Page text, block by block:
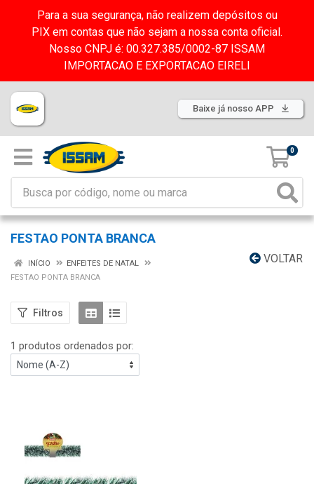
Para a sua segurança, não realizem depósitos ou
PIX em contas que não sejam a nossa conta oficial.
Nosso CNPJ é: 00.327.385/0002-87 ISSAM
IMPORTACAO E EXPORTACAO EIRELI
Baixe já nosso APP
0
FESTAO PONTA BRANCA
VOLTAR
INÍCIO
ENFEITES DE NATAL
FESTAO PONTA BRANCA
Filtros
1 produtos ordenados por: